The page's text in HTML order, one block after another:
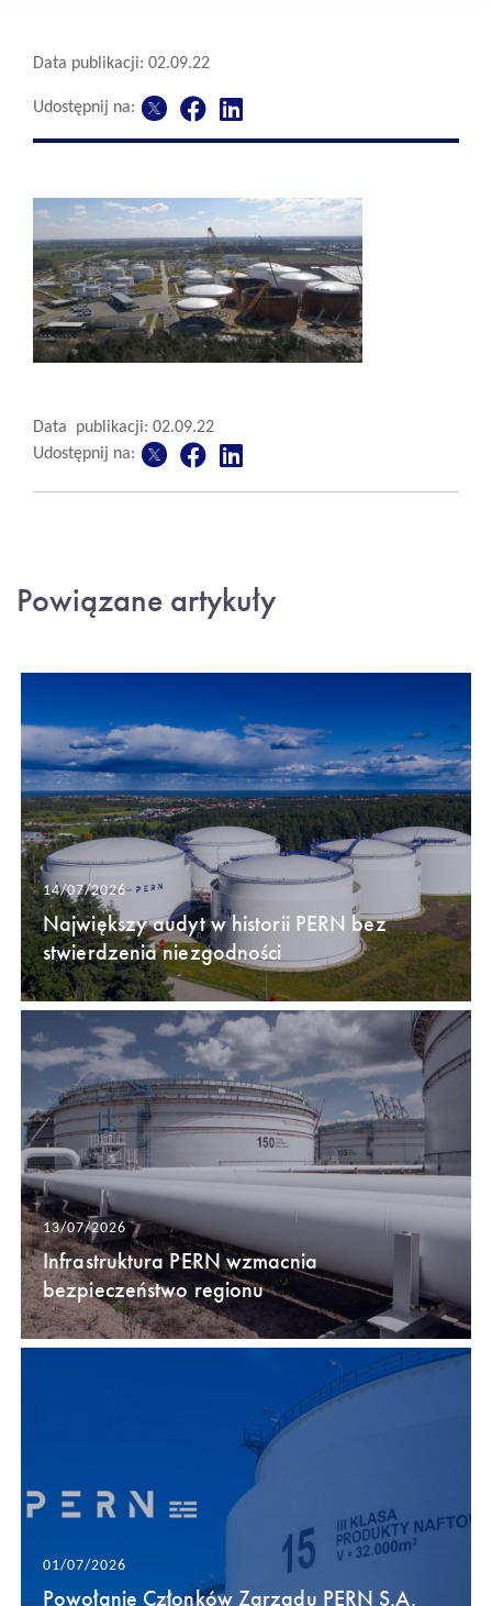
Data publikacji: 02.09.22
Udostępnij na:
Data publikacji: 02.09.22
Udostępnij na:
Powiązane artykuły
14/07/2026
Największy audyt w historii PERN bez
stwierdzenia niezgodności
13/07/2026
Infrastruktura PERN wzmacnia
bezpieczeństwo regionu
01/07/2026
Powołanie Członków Zarządu PERN S.A.